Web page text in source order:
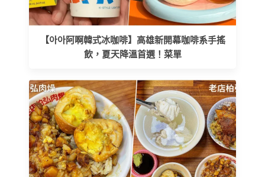
【아아阿啊韓式冰咖啡】高雄新開幕咖啡系手搖
飲，夏天降溫首選！菜單